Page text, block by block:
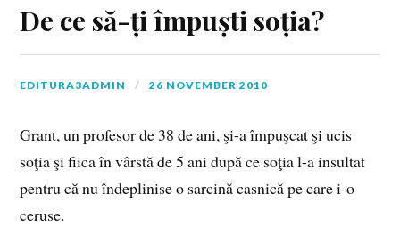
De ce să-ți împuști soția?
EDITURA3ADMIN 26 NOVEMBER 2010
Grant, un profesor de 38 de ani, şi-a împuşcat şi ucis
soţia şi fiica în vârstă de 5 ani după ce soţia l-a insultat
pentru că nu îndeplinise o sarcină casnică pe care i-o
ceruse.